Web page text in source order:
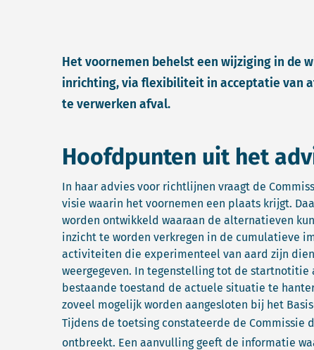
Het voornemen behelst een wijziging in de
inrichting, via flexibiliteit in acceptatie van
te verwerken afval.
Hoofdpunten uit het
In haar advies voor richtlijnen vraagt de
visie waarin het voornemen een plaats krijgt.
worden ontwikkeld waaraan de alternatieven
inzicht te worden verkregen in de cumulatieve
activiteiten die experimenteel van aard zijn
weergegeven. In tegenstelling tot de startnotitie
bestaande toestand de actuele situatie te
zoveel mogelijk worden aangesloten bij het
Tijdens de toetsing constateerde de Commissie
ontbreekt. Een aanvulling geeft de informatie